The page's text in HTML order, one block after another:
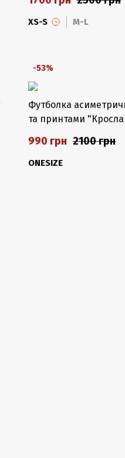
XS-S M-L
-53%
Футболка
та принтами
990 грн 2100 грн
ONESIZE